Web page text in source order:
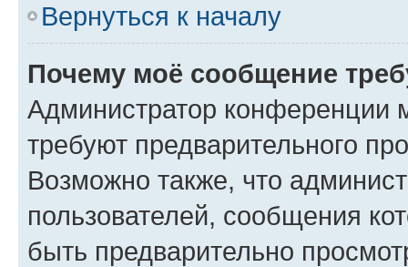
Вернуться к началу
Почему моё сообщение
Администратор конференции
требуют предварительного
Возможно также, что
пользователей, сообщения
быть предварительно